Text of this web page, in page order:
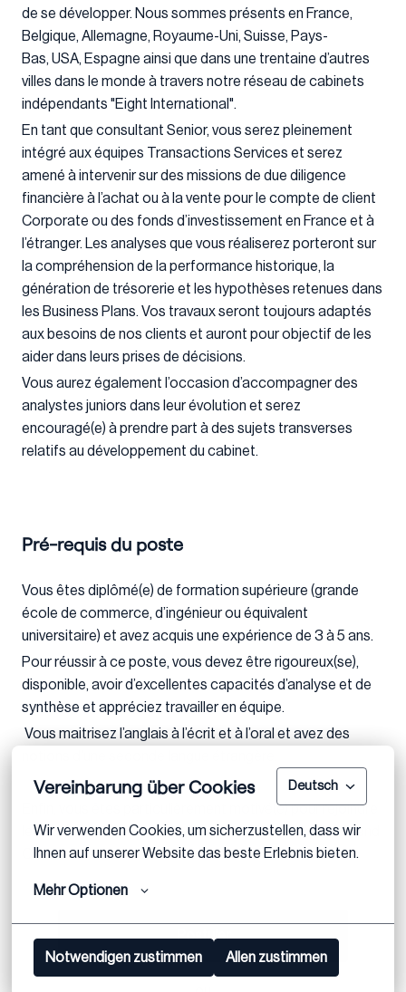
Vereinbarung über Cookies Deutsch
Wir verwenden Cookies, um sicherzustellen, dass wir
Ihnen auf unserer Website das beste Erlebnis bieten.
Mehr Optionen
Notwendigen zustimmen Allen zustimmen
de se développer. Nous sommes présents en France,
Belgique, Allemagne, Royaume-Uni, Suisse, Pays-
Bas, USA, Espagne ainsi que dans une trentaine d’autres
villes dans le monde à travers notre réseau de cabinets
indépendants "Eight International".
En tant que consultant Senior, vous serez pleinement
intégré aux équipes Transactions Services et serez
amené à intervenir sur des missions de due diligence
financière à l’achat ou à la vente pour le compte de client
Corporate ou des fonds d’investissement en France et à
l’étranger. Les analyses que vous réaliserez porteront sur
la compréhension de la performance historique, la
génération de trésorerie et les hypothèses retenues dans
les Business Plans. Vos travaux seront toujours adaptés
aux besoins de nos clients et auront pour objectif de les
aider dans leurs prises de décisions.
Vous aurez également l’occasion d’accompagner des
analystes juniors dans leur évolution et serez
encouragé(e) à prendre part à des sujets transverses
relatifs au développement du cabinet.
Pré-requis du poste
Vous êtes diplômé(e) de formation supérieure (grande
école de commerce, d’ingénieur ou équivalent
universitaire) et avez acquis une expérience de 3 à 5 ans.
Pour réussir à ce poste, vous devez être rigoureux(se),
disponible, avoir d’excellentes capacités d’analyse et de
synthèse et appréciez travailler en équipe.
Vous maitrisez l’anglais à l’écrit et à l’oral et avez des
Enfin, vous êtes particulièrement motivé(e) pour rejoindre
les équipes et participer à l’aventure Eight Advisory Grand
Ouest.
Postuler